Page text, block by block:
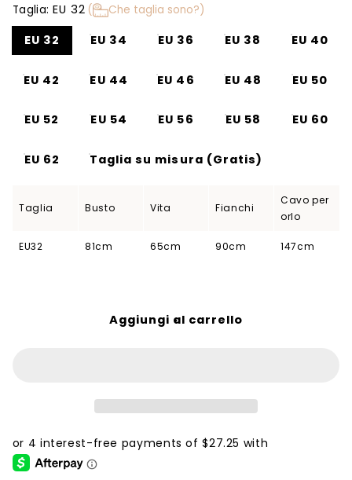
Taglia:EU 32 ( Che taglia sono?)
EU 32 EU 34 EU 36 EU 38 EU 40
EU 42 EU 44 EU 46 EU 48 EU 50
EU 52 EU 54 EU 56 EU 58 EU 60
EU 62 Taglia su misura (Gratis)
Taglia Busto Vita Fianchi
Cavo per
orlo
EU32 81cm 65cm 90cm 147cm
Aggiungi al carrello